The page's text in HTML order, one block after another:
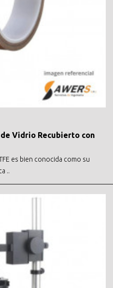
Vidrio Recubierto con
es bien conocida como su
..